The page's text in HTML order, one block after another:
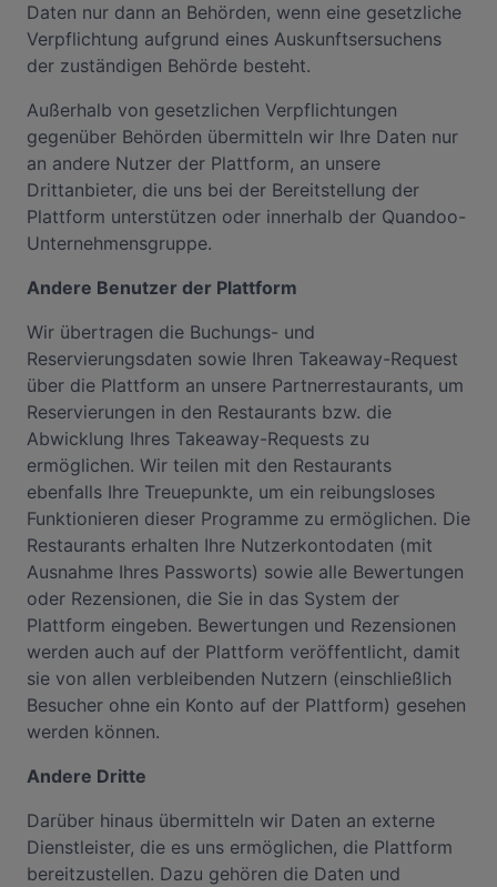
Daten nur dann an Behörden, wenn eine gesetzliche
Verpflichtung aufgrund eines Auskunftsersuchens
der zuständigen Behörde besteht.
Außerhalb von gesetzlichen Verpflichtungen
gegenüber Behörden übermitteln wir Ihre Daten nur
an andere Nutzer der Plattform, an unsere
Drittanbieter, die uns bei der Bereitstellung der
Plattform unterstützen oder innerhalb der Quandoo-
Unternehmensgruppe.
Andere Benutzer der Plattform
Wir übertragen die Buchungs- und
Reservierungsdaten sowie Ihren Takeaway-Request
über die Plattform an unsere Partnerrestaurants, um
Reservierungen in den Restaurants bzw. die
Abwicklung Ihres Takeaway-Requests zu
ermöglichen. Wir teilen mit den Restaurants
ebenfalls Ihre Treuepunkte, um ein reibungsloses
Funktionieren dieser Programme zu ermöglichen. Die
Restaurants erhalten Ihre Nutzerkontodaten (mit
Ausnahme Ihres Passworts) sowie alle Bewertungen
oder Rezensionen, die Sie in das System der
Plattform eingeben. Bewertungen und Rezensionen
werden auch auf der Plattform veröffentlicht, damit
sie von allen verbleibenden Nutzern (einschließlich
Besucher ohne ein Konto auf der Plattform) gesehen
werden können.
Andere Dritte
Darüber hinaus übermitteln wir Daten an externe
Dienstleister, die es uns ermöglichen, die Plattform
bereitzustellen. Dazu gehören die Daten und